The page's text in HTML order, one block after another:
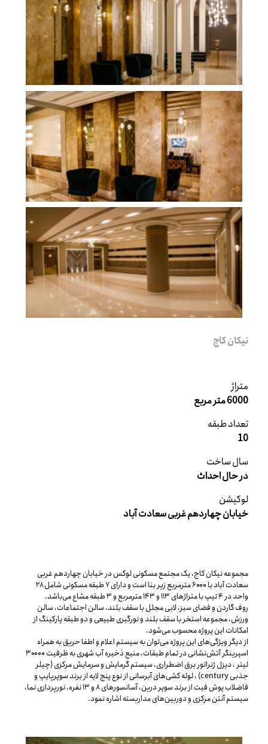
نیکان کاج
متراژ
6000 متر مربع
تعداد طبقه
10
سال ساخت
در حال احداث
لوکیشن
خیابان چهاردهم غربی سعادت آباد
مجموعه نیکان کاج، یک مجتمع مسکونی لوکس در خیابان چهاردهم غربی
سعادت آباد با ۶۰۰۰ مترمربع زیر بنا است و دارای ۷ طبقه مسکونی شامل ۲۸
واحد در ۴ تیپ با متراژهای ۱۱۳ و ۱۴۳ مترمربع و ۳ طبقه مشاع می‌باشد.
روف گاردن و فضای سبز، لابی مجلل با سقف بلند، سالن اجتماعات، سالن
ورزش، مجموعه استخر با سقف بلند و نورگیری طبیعی و دو طبقه پارکینگ از
امکانات این پروژه محسوب می‌شود.
از دیگر ویژگی‌های این پروژه می‌توان به سیستم اعلام و اطفا حریق به همراه
اسپرینگر آتش‌نشانی در تمام طبقات، منبع ذخیره آب شهری به ظرفیت ۳۰۰۰۰
لیتر ، دیزل ژنراتور برق اضطراری، سیستم گرمایش و سرمایش مرکزی (چیلر
جذبی century) ، لوله کشی‌های آبرسانی از نوع پنج لایه از برند سوپرپایپ و
فاضلاب پوش فیت از برند سوپر درین، آسانسورهای ۸ و ۱۳ نفره، نورپردازی نما،
سیستم آنتن مرکزی و دوربین‌های مداربسته اشاره نمود.